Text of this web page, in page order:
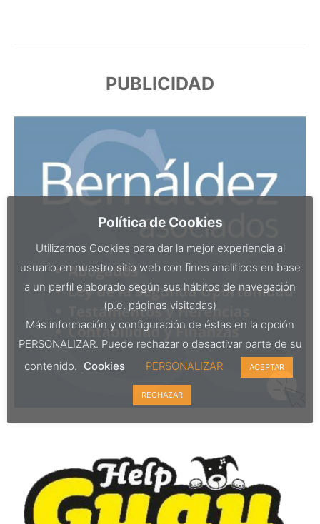
PUBLICIDAD
Política de Cookies
Utilizamos Cookies para dar la mejor experiencia al
usuario en nuestro sitio web con fines analíticos en base
a un perfil elaborado según sus hábitos de navegación
(p.e. páginas visitadas)
Más información y configuración de éstas en la opción
PERSONALIZAR. Puede rechazar o desactivar parte de su
contenido. Cookies PERSONALIZAR ACEPTAR
RECHAZAR